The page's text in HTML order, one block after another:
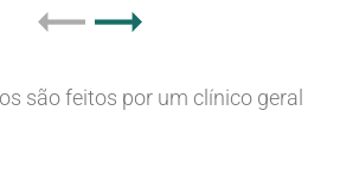
são feitos por um clínico geral